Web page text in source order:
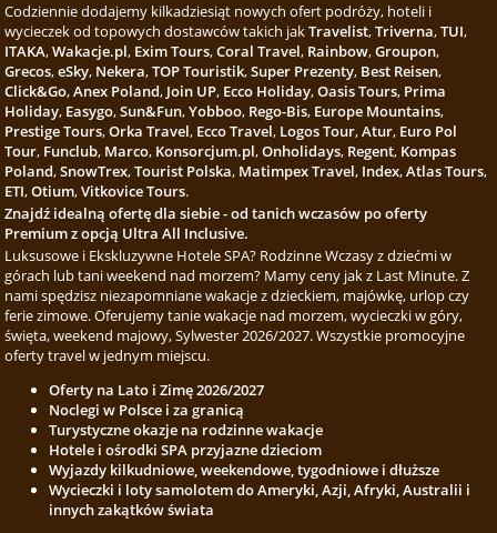
Codziennie dodajemy kilkadziesiąt nowych ofert podróży, hoteli i
wycieczek od topowych dostawców takich jakTravelist,Triverna,TUI,
ITAKA,Wakacje.pl, Exim Tours,Coral Travel, Rainbow,Groupon,
Grecos,eSky, Nekera,TOP Touristik,Super Prezenty, Best Reisen,
Click&Go,Anex Poland, Join UP, Ecco Holiday,Oasis Tours, Prima
Holiday, Easygo,Sun&Fun,Yobboo, Rego-Bis, Europe Mountains,
Prestige Tours,Orka Travel, Ecco Travel, Logos Tour,Atur, Euro Pol
Tour, Funclub, Marco, Konsorcjum.pl,Onholidays, Regent, Kompas
Poland,SnowTrex,Tourist Polska, Matimpex Travel, Index,Atlas Tours,
ETI,Otium,Vitkovice Tours.
Znajdź idealną ofertę dla siebie - od tanich wczasów po oferty
Premium z opcją Ultra All Inclusive.
Luksusowe i Ekskluzywne Hotele SPA? Rodzinne Wczasy z dziećmi w
górach lub tani weekend nad morzem? Mamy ceny jak z Last Minute. Z
nami spędzisz niezapomniane wakacje z dzieckiem, majówkę, urlop czy
ferie zimowe. Oferujemy tanie wakacje nad morzem, wycieczki w góry,
święta, weekend majowy, Sylwester 2026/2027. Wszystkie promocyjne
oferty travel w jednym miejscu.
Oferty na Lato i Zimę 2026/2027
Noclegi w Polsce i za granicą
Turystyczne okazje na rodzinne wakacje
Hotele i ośrodki SPA przyjazne dzieciom
Wyjazdy kilkudniowe, weekendowe, tygodniowe i dłuższe
Wycieczki i loty samolotem do Ameryki, Azji, Afryki, Australii i
innych zakątków świata